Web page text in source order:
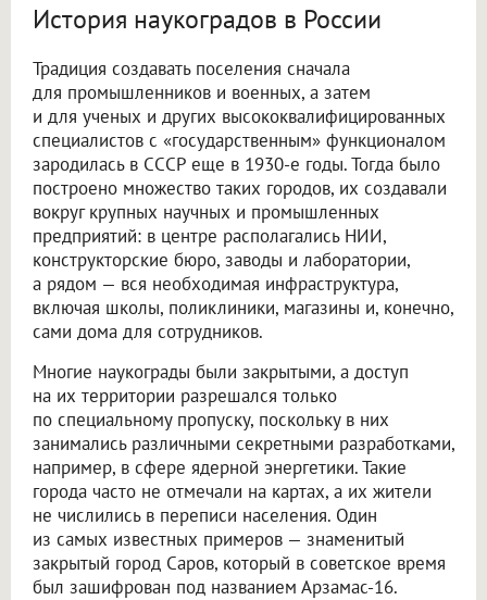
История наукоградов в России
Традиция создавать поселения сначала
для промышленников и военных, а затем
и для ученых и других высококвалифицированных
специалистов с «государственным» функционалом
зародилась в СССР еще в 1930-е годы. Тогда было
построено множество таких городов, их создавали
вокруг крупных научных и промышленных
предприятий: в центре располагались НИИ,
конструкторские бюро, заводы и лаборатории,
а рядом — вся необходимая инфраструктура,
включая школы, поликлиники, магазины и, конечно,
сами дома для сотрудников.
Многие наукограды были закрытыми, а доступ
на их территории разрешался только
по специальному пропуску, поскольку в них
занимались различными секретными разработками,
например, в сфере ядерной энергетики. Такие
города часто не отмечали на картах, а их жители
не числились в переписи населения. Один
из самых известных примеров — знаменитый
закрытый город Саров, который в советское время
был зашифрован под названием Арзамас-16.